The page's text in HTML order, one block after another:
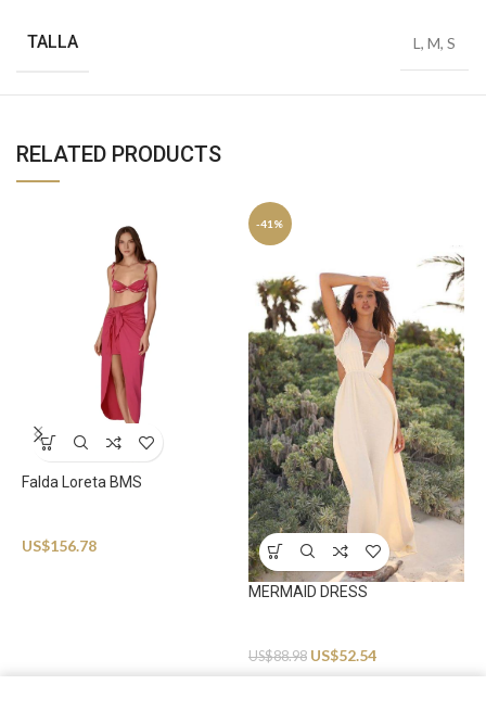
TALLA L,M,S
RELATED PRODUCTS
Falda Loreta BMS
US$156.78
-41%
MERMAID DRESS
US$88.98 US$52.54